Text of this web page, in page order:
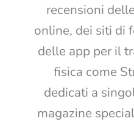
recensioni
online, dei siti di
delle app per il
fisica come
dedicati a
magazine